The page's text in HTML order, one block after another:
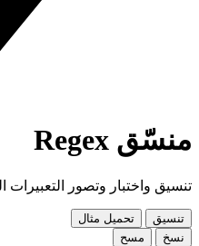
منسّق Regex
تنسيق واختبار وتصور التعبيرات
تنسيق
تحميل مثال
نسخ
مسح